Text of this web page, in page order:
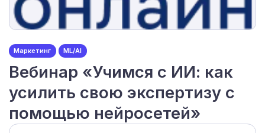
Маркетинг ML/AI
Вебинар «Учимся с ИИ: как
усилить свою экспертизу с
помощью нейросетей»